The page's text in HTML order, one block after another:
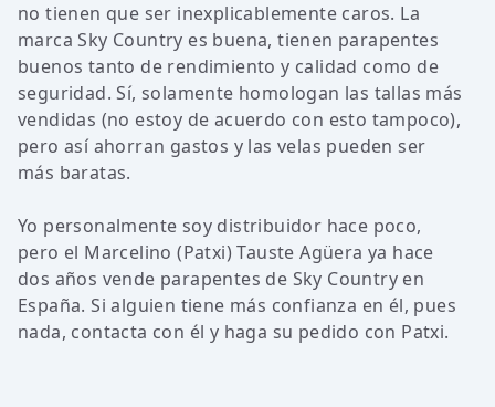
no tienen que ser inexplicablemente caros. La
marca Sky Country es buena, tienen parapentes
buenos tanto de rendimiento y calidad como de
seguridad. Sí, solamente homologan las tallas más
vendidas (no estoy de acuerdo con esto tampoco),
pero así ahorran gastos y las velas pueden ser
más baratas.
Yo personalmente soy distribuidor hace poco,
pero el Marcelino (Patxi) Tauste Agüera ya hace
dos años vende parapentes de Sky Country en
España. Si alguien tiene más confianza en él, pues
nada, contacta con él y haga su pedido con Patxi.